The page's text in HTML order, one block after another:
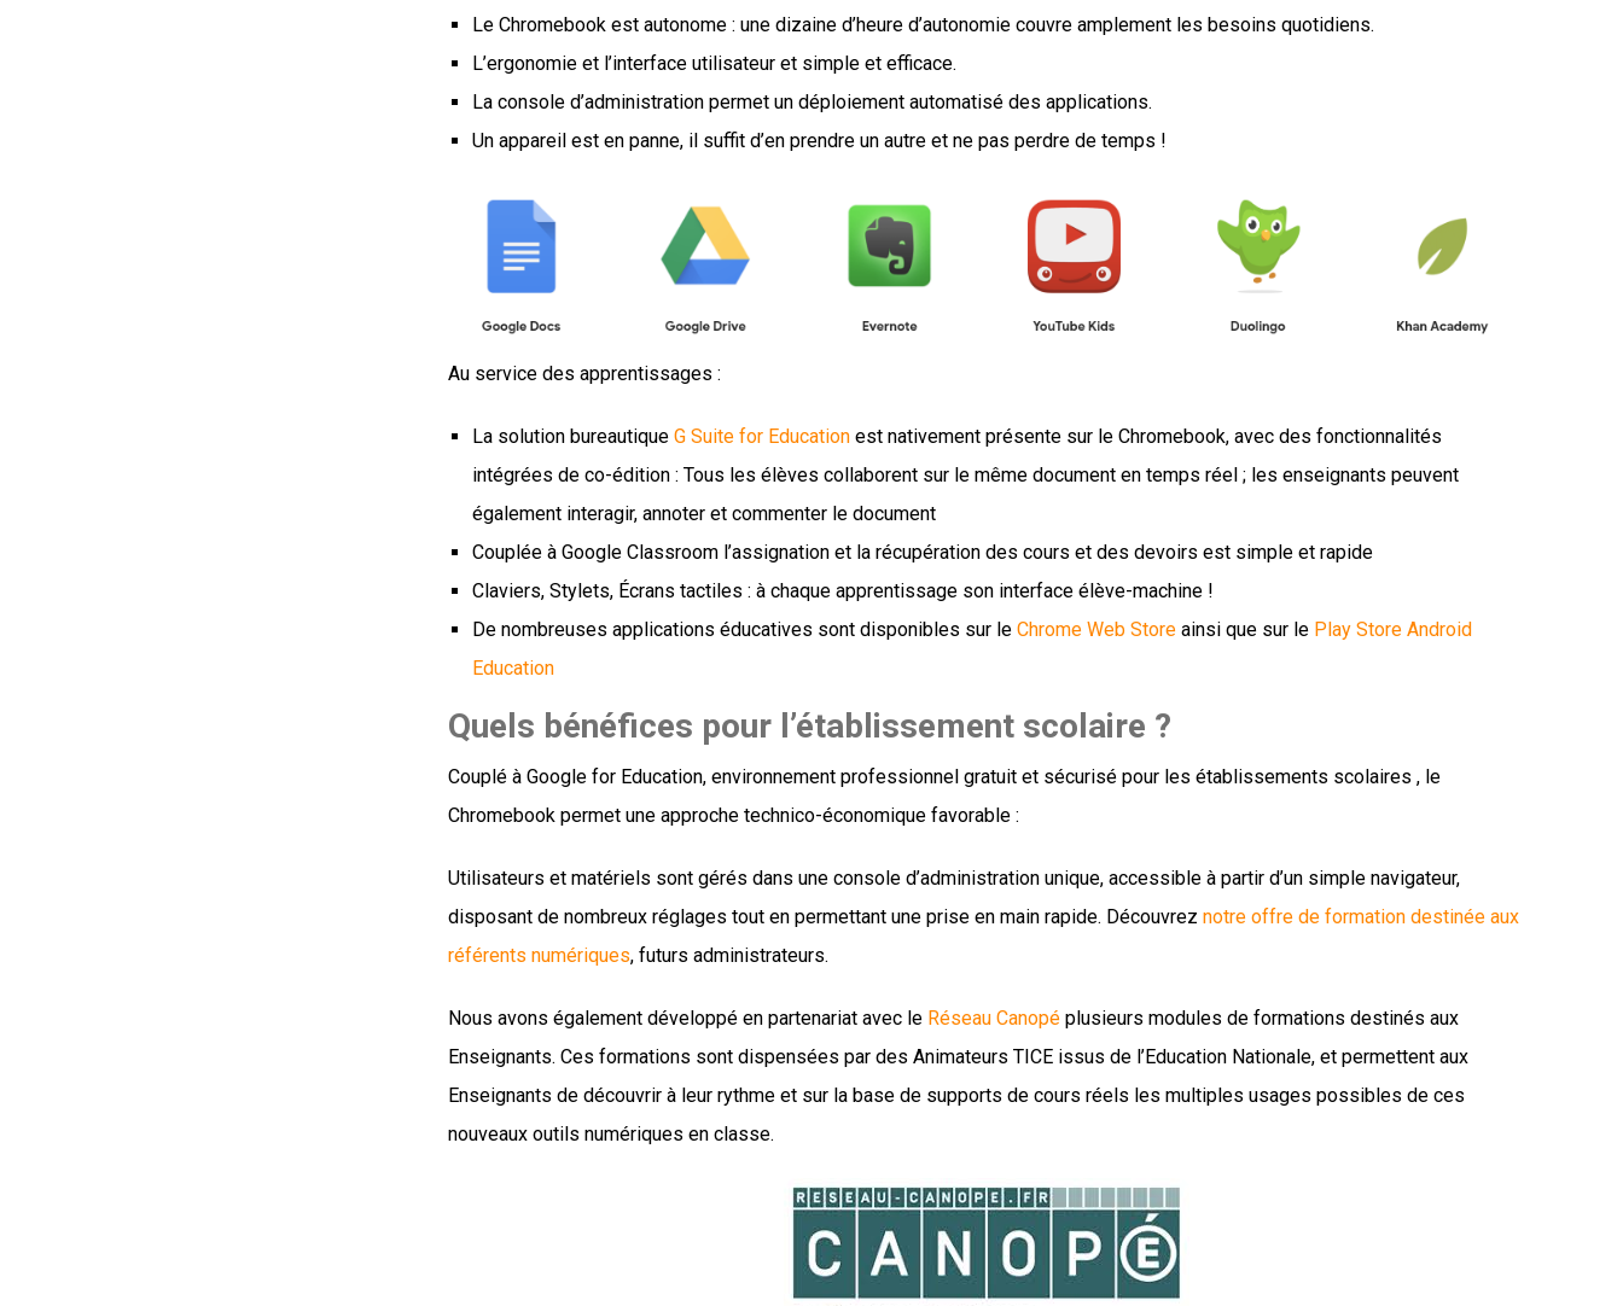
Le Chromebook est autonome : une dizaine d’heure d’autonomie couvre amplement les besoins quotidiens.
L’ergonomie et l’interface utilisateur et simple et efficace.
La console d’administration permet un déploiement automatisé des applications.
Un appareil est en panne, il suffit d’en prendre un autre et ne pas perdre de temps !
Au service des apprentissages :
La solution bureautique G Suite for Education est nativement présente sur le Chromebook, avec des fonctionnalités
intégrées de co-édition : Tous les élèves collaborent sur le même document en temps réel ; les enseignants peuvent
également interagir, annoter et commenter le document
Couplée à Google Classroom l’assignation et la récupération des cours et des devoirs est simple et rapide
Claviers, Stylets, Écrans tactiles : à chaque apprentissage son interface élève-machine !
De nombreuses applications éducatives sont disponibles sur le Chrome Web Store ainsi que sur le Play Store Android
Education
Quels bénéfices pour l’établissement scolaire ?
Couplé à Google for Education, environnement professionnel gratuit et sécurisé pour les établissements scolaires , le
Chromebook permet une approche technico-économique favorable :
Utilisateurs et matériels sont gérés dans une console d’administration unique, accessible à partir d’un simple navigateur,
disposant de nombreux réglages tout en permettant une prise en main rapide. Découvrez notre offre de formation destinée aux
référents numériques, futurs administrateurs.
Nous avons également développé en partenariat avec le Réseau Canopé plusieurs modules de formations destinés aux
Enseignants. Ces formations sont dispensées par des Animateurs TICE issus de l’Education Nationale, et permettent aux
Enseignants de découvrir à leur rythme et sur la base de supports de cours réels les multiples usages possibles de ces
nouveaux outils numériques en classe.